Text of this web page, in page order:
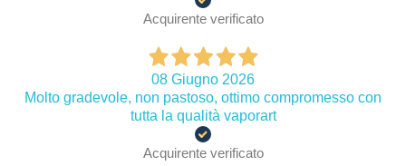
Acquirente verificato
08 Giugno 2026
Molto gradevole, non pastoso, ottimo compromesso con
tutta la qualità vaporart
Acquirente verificato